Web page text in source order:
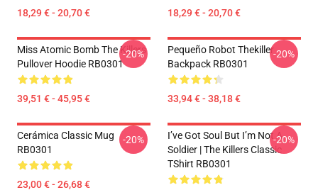
18,29 € - 20,70 € 18,29 € - 20,70 €
Miss Atomic Bomb The Killers
Pullover Hoodie RB0301
39,51 € - 45,95 €
-20%
Pequeño Robot Thekiller
Backpack RB0301
33,94 € - 38,18 €
-20%
Cerámica Classic Mug
RB0301
23,00 € - 26,68 €
-20%
I’ve Got Soul But I’m Not A
Soldier | The Killers Classic
TShirt RB0301
-20%